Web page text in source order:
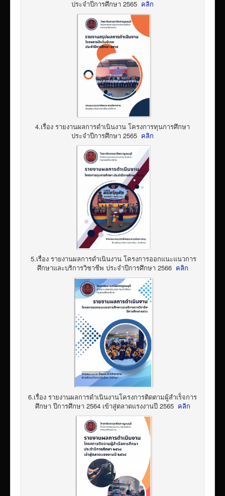
ประจำปีการศึกษา 2565 คลิก
4.เรื่อง รายงานผลการดำเนินงาน โครงการทุนการศึกษา
ประจำปีการศึกษา 2565 คลิก
5.เรื่อง รายงานผลการดำเนินงาน โครงการออกแนะแนวการ
ศึกษาและบริการวิชาชีพ ประจำปีการศึกษา 2566 คลิก
6.เรื่อง รายงานผลการดำเนินงานโครงการติดตามผู้สำเร็จการ
ศึกษา ปีการศึกษา 2564 เข้าสู่ตลาดแรงงานปี 2565 คลิก